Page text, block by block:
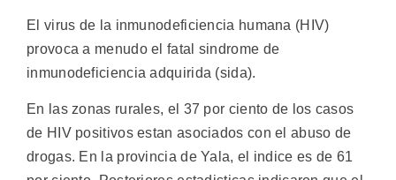
El virus de la inmunodeficiencia humana (HIV)
provoca a menudo el fatal sindrome de
inmunodeficiencia adquirida (sida).
En las zonas rurales, el 37 por ciento de los casos
de HIV positivos estan asociados con el abuso de
drogas. En la provincia de Yala, el indice es de 61